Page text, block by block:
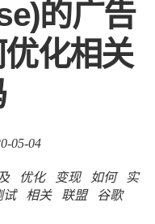
的广告
化相关
05-04
优化 变现 如何
实
试 相关 联盟 谷歌